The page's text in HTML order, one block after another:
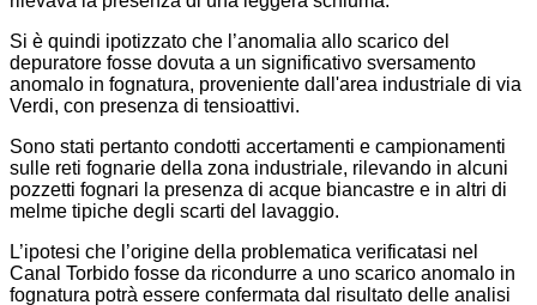
Si è quindi ipotizzato che l’anomalia allo scarico del
depuratore fosse dovuta a un significativo sversamento
anomalo in fognatura, proveniente dall'area industriale di via
Verdi, con presenza di tensioattivi.
Sono stati pertanto condotti accertamenti e campionamenti
sulle reti fognarie della zona industriale, rilevando in alcuni
pozzetti fognari la presenza di acque biancastre e in altri di
melme tipiche degli scarti del lavaggio.
L’ipotesi che l’origine della problematica verificatasi nel
Canal Torbido fosse da ricondurre a uno scarico anomalo in
fognatura potrà essere confermata dal risultato delle analisi